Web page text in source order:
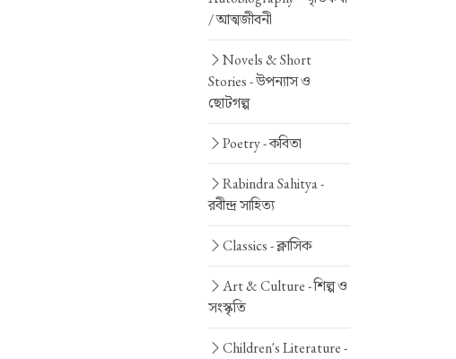
/ আত্মজীবনী
Novels & Short
Stories -উপন্যাস ও
ছোটগল্প
Poetry -কবিতা
Rabindra Sahitya -
রবীন্দ্র সাহিত্য
Classics -ক্লাসিক
Art & Culture -শিল্প ও
সংস্কৃতি
Children's Literature -